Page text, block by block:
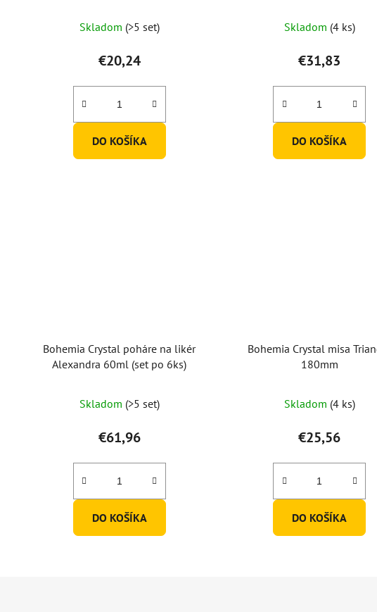
Skladom (>5 set)
€20,24
DO KOŠÍKA
Skladom (4 ks)
€31,83
DO KOŠÍKA
Bohemia Crystal poháre na likér
Alexandra 60ml (set po 6ks)
Skladom (>5 set)
€61,96
DO KOŠÍKA
Bohemia Crystal misa
180mm
Skladom (4 ks)
€25,56
DO KOŠÍKA